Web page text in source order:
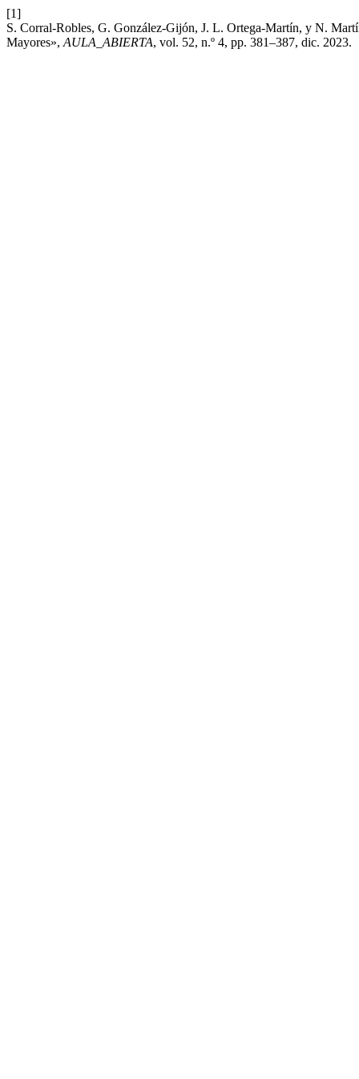
[1]
S. Corral-Robles, G. González-Gijón, J. L. Ortega-Martín, y N.
Mayores», AULA_ABIERTA, vol. 52, n.º 4, pp. 381–387, dic. 2023.